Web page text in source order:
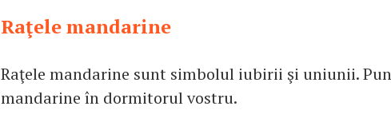
Raţele mandarine
Raţele mandarine sunt simbolul iubirii şi uniunii.
mandarine în dormitorul vostru.